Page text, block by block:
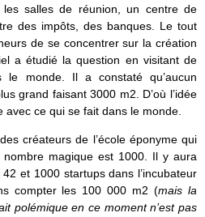
les salles de réunion, un centre de
des impôts, des banques. Le tout
de se concentrer sur la création
a étudié la question en visitant de
le monde. Il a constaté qu’aucun
grand faisant 3000 m2. D’où l’idée
ce qui se fait dans le monde.
créateurs de l’école éponyme qui
nombre magique est 1000. Il y aura
et 1000 startups dans l’incubateur
compter les 100 000 m2 (mais la
polémique en ce moment n’est pas